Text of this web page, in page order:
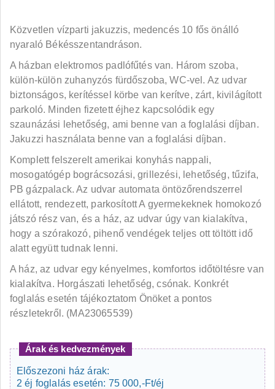
Közvetlen vízparti jakuzzis, medencés 10 fős önálló
nyaraló Békésszentandráson.
A házban elektromos padlófűtés van. Három szoba,
külön-külön zuhanyzós fürdőszoba, WC-vel. Az udvar
biztonságos, kerítéssel körbe van kerítve, zárt, kivilágított
parkoló. Minden fizetett éjhez kapcsolódik egy
szaunázási lehetőség, ami benne van a foglalási díjban.
Jakuzzi használata benne van a foglalási díjban.
Komplett felszerelt amerikai konyhás nappali,
mosogatógép bográcsozási, grillezési, lehetőség, tűzifa,
PB gázpalack. Az udvar automata öntözőrendszerrel
ellátott, rendezett, parkosított A gyermekeknek homokozó
játszó rész van, és a ház, az udvar úgy van kialakítva,
hogy a szórakozó, pihenő vendégek teljes ott töltött idő
alatt együtt tudnak lenni.
A ház, az udvar egy kényelmes, komfortos időtöltésre van
kialakítva. Horgászati lehetőség, csónak. Konkrét
foglalás esetén tájékoztatom Önöket a pontos
részletekről. (MA23065539)
Árak és kedvezmények
Előszezoni ház árak:
2 éj foglalás esetén: 75 000,-Ft/éj